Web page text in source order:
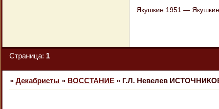
Якушкин 1951 —
Страница: 1
» Декабристы » ВОССТАНИЕ » Г.Л. Невелев